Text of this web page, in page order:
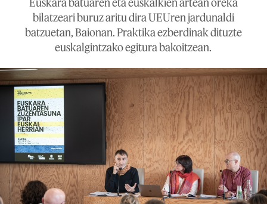
bilatzeari buruz aritu dira UEUren jardunaldi
batzuetan, Baionan. Praktika ezberdinak dituzte
euskalgintzako egitura bakoitzean.